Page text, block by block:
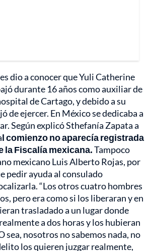
dio a conocer que Yuli Catherine
durante 16 años como auxiliar de
de Cartago, y debido a su
de ejercer. En México se dedicaba a
Según explicó Sthefanía Zapata a
l comienzo no aparecía registrada
la Fiscalía mexicana.Tampoco
mexicano Luis Alberto Rojas, por
pedir ayuda al consulado
“Los otros cuatro hombres
pero era como si los liberaran y en
trasladado a un lugar donde
a dos horas y los hubieran
sea, nosotros no sabemos nada, no
los quieren juzgar realmente,